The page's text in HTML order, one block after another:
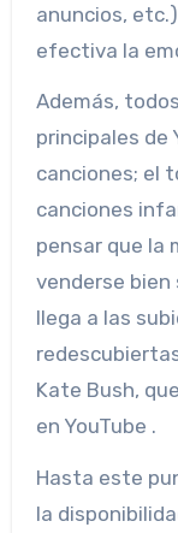
anuncios,
efectiva la
Además,
principales de
canciones; el
canciones
pensar que la
venderse
llega a las
Kate Bush,
en YouTube .
Hasta este
la